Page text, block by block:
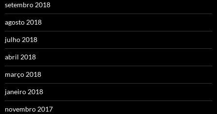
setembro 2018
agosto 2018
julho 2018
abril 2018
março 2018
janeiro 2018
novembro 2017